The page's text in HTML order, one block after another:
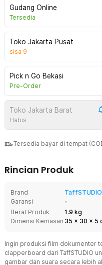
Gudang Online
Tersedia
Toko Jakarta Pusat
sisa 9
Pick n Go Bekasi
Pre-Order
Toko Jakarta Barat
Habis
Tersedia bayar di tempat
Rincian Produk
Brand
TaffSTUDIO
Garansi
-
Berat Produk
1.9 kg
Dimensi Kemasan 35 x 30 x 5
Ingin produksi film dokumenter
clapperboard dari TaffSTUDIO
gambar dan suara secara lebih